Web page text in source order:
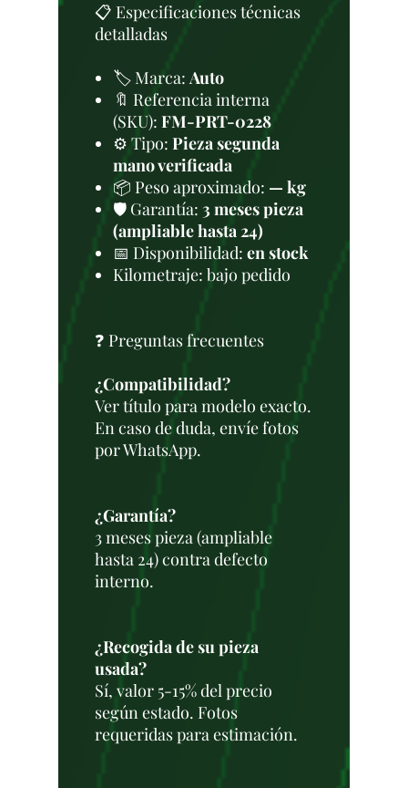
📋 Especificaciones técnicas
detalladas
🏷️ Marca:Auto
🔖 Referencia interna
(SKU): FM-PRT-0228
⚙️ Tipo: Pieza segunda
mano verificada
📦 Peso aproximado: — kg
🛡️ Garantía: 3 meses pieza
(ampliable hasta 24)
📅 Disponibilidad: en stock
Kilometraje: bajo pedido
❓ Preguntas frecuentes
¿Compatibilidad?
Ver título para modelo exacto.
En caso de duda, envíe fotos
por WhatsApp.
¿Garantía?
3 meses pieza (ampliable
hasta 24) contra defecto
interno.
¿Recogida de su pieza
usada?
Sí, valor 5-15% del precio
según estado. Fotos
requeridas para estimación.